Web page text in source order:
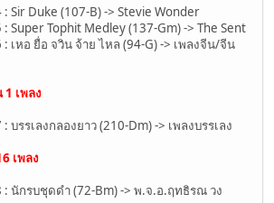
Sir Duke (107-B) -> Stevie Wonder
Super Tophit Medley (137-Gm) -> The Sent
เหอ ยื่อ จวิน จ้าย ไหล (94-G) -> เพลงจีน/จีน
1 เพลง
รรเลงกลองยาว (210-Dm) -> เพลงบรรเลง
เพลง
นักรบชุดดำ (72-Bm) -> พ.จ.อ.ฤทธิรณ วง